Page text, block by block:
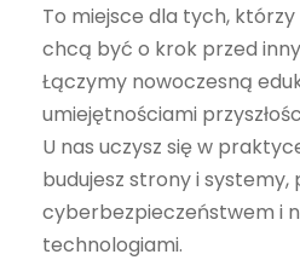
To miejsce dla tych,
chcą być o krok przed
Łączymy nowoczesną
umiejętnościami
U nas uczysz się w
budujesz strony i systemy,
cyberbezpieczeństwem i
technologiami.